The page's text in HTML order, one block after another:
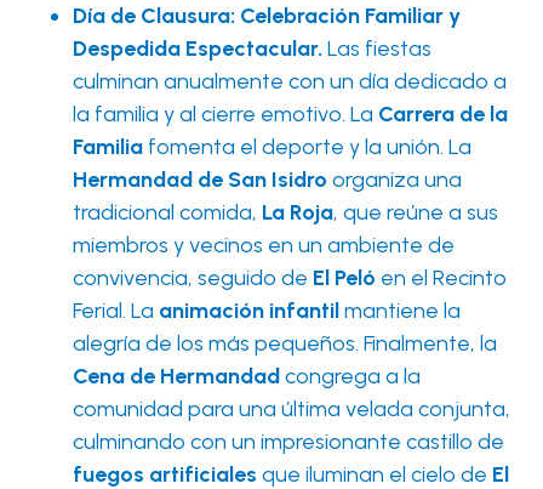
Día de Clausura: Celebración Familiar y
Despedida Espectacular. Las fiestas
culminan anualmente con un día dedicado a
la familia y al cierre emotivo. La Carrera de la
Familia fomenta el deporte y la unión. La
Hermandad de San Isidro organiza una
tradicional comida, La Roja, que reúne a sus
miembros y vecinos en un ambiente de
convivencia, seguido de El Peló en el Recinto
Ferial. La animación infantilmantiene la
alegría de los más pequeños. Finalmente, la
Cena de Hermandadcongrega a la
comunidad para una última velada conjunta,
culminando con un impresionante castillo de
fuegos artificiales que iluminan el cielo de El